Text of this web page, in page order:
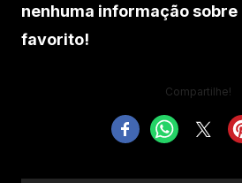
nenhuma informação sobre
favorito!
Compartilhe!